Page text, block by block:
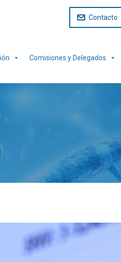
Contacto
Comisiones y Delegados